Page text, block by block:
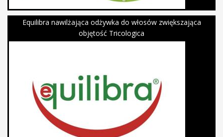
Equilibra nawilżająca odżywka do włosów zwiększająca
objętość Tricologica